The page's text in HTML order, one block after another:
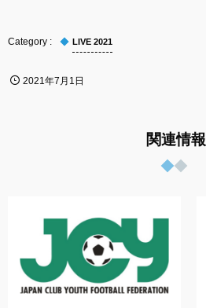
LIVE 2021
2021年7月1日
関連情報